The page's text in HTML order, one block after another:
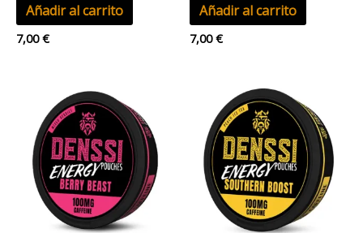
Añadir al carrito
7,00€
Añadir al carrito
7,00€